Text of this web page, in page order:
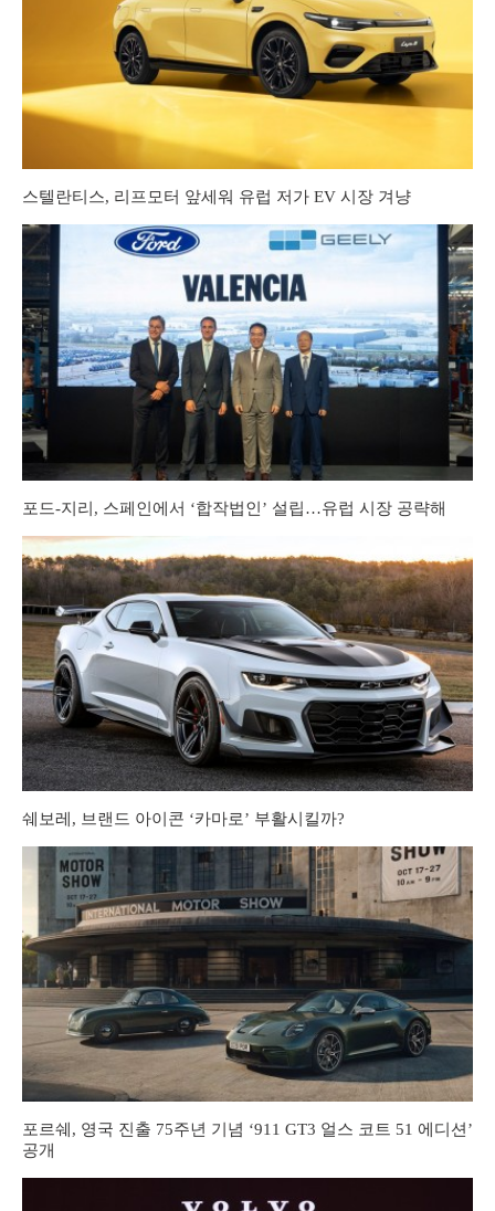
스텔란티스, 리프모터 앞세워 유럽 저가 EV 시장 겨냥
포드-지리, 스페인에서 ‘합작법인’ 설립…유럽 시장 공략해
쉐보레, 브랜드 아이콘 ‘카마로’ 부활시킬까?
포르쉐, 영국 진출 75주년 기념 ‘911 GT3 얼스 코트 51 에디션’
공개